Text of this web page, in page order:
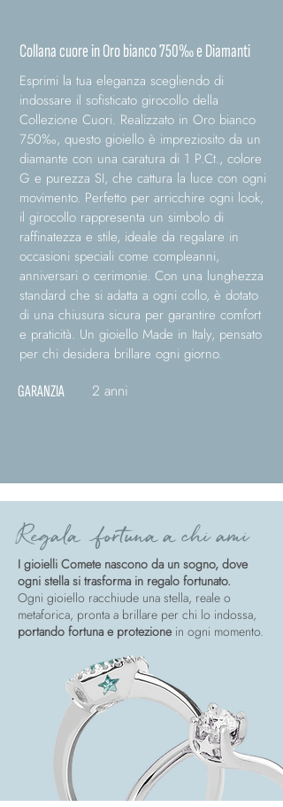
Collana cuore in Oro bianco 750‰ e Diamanti
Esprimi la tua eleganza scegliendo di
indossare il sofisticato girocollo della
Collezione Cuori. Realizzato in Oro bianco
750‰, questo gioiello è impreziosito da un
diamante con una caratura di 1 P.Ct., colore
G e purezza SI, che cattura la luce con ogni
movimento. Perfetto per arricchire ogni look,
il girocollo rappresenta un simbolo di
raffinatezza e stile, ideale da regalare in
occasioni speciali come compleanni,
anniversari o cerimonie. Con una lunghezza
standard che si adatta a ogni collo, è dotato
di una chiusura sicura per garantire comfort
e praticità. Un gioiello Made in Italy, pensato
per chi desidera brillare ogni giorno.
GARANZIA 2 anni
Regala fortuna a chi ami
I gioielli Comete nascono da un sogno, dove
ogni stella si trasforma in regalo fortunato.
Ogni gioiello racchiude una stella, reale o
metaforica, pronta a brillare per chi lo indossa,
portando fortuna e protezione in ogni momento.